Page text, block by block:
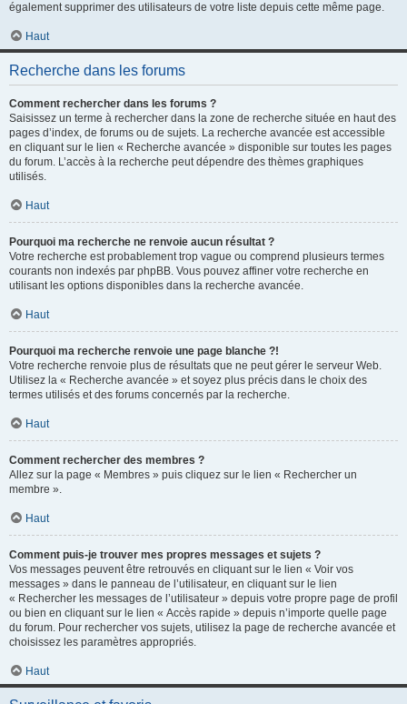
également supprimer des utilisateurs de votre liste depuis cette même page.
Haut
Recherche dans les forums
Comment rechercher dans les forums ?
Saisissez un terme à rechercher dans la zone de recherche située en haut des
pages d’index, de forums ou de sujets. La recherche avancée est accessible
en cliquant sur le lien « Recherche avancée » disponible sur toutes les pages
du forum. L’accès à la recherche peut dépendre des thèmes graphiques
utilisés.
Haut
Pourquoi ma recherche ne renvoie aucun résultat ?
Votre recherche est probablement trop vague ou comprend plusieurs termes
courants non indexés par phpBB. Vous pouvez affiner votre recherche en
utilisant les options disponibles dans la recherche avancée.
Haut
Pourquoi ma recherche renvoie une page blanche ?!
Votre recherche renvoie plus de résultats que ne peut gérer le serveur Web.
Utilisez la « Recherche avancée » et soyez plus précis dans le choix des
termes utilisés et des forums concernés par la recherche.
Haut
Comment rechercher des membres ?
Allez sur la page « Membres » puis cliquez sur le lien « Rechercher un
membre ».
Haut
Comment puis-je trouver mes propres messages et sujets ?
Vos messages peuvent être retrouvés en cliquant sur le lien « Voir vos
messages » dans le panneau de l’utilisateur, en cliquant sur le lien
« Rechercher les messages de l’utilisateur » depuis votre propre page de profil
ou bien en cliquant sur le lien « Accès rapide » depuis n’importe quelle page
du forum. Pour rechercher vos sujets, utilisez la page de recherche avancée et
choisissez les paramètres appropriés.
Haut